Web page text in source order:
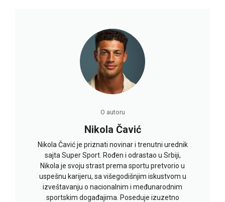
O autoru
Nikola Čavić
Nikola Čavić je priznati novinar i trenutni urednik
sajta Super Sport. Rođen i odrastao u Srbiji,
Nikola je svoju strast prema sportu pretvorio u
uspešnu karijeru, sa višegodišnjim iskustvom u
izveštavanju o nacionalnim i međunarodnim
sportskim događajima. Poseduje izuzetno